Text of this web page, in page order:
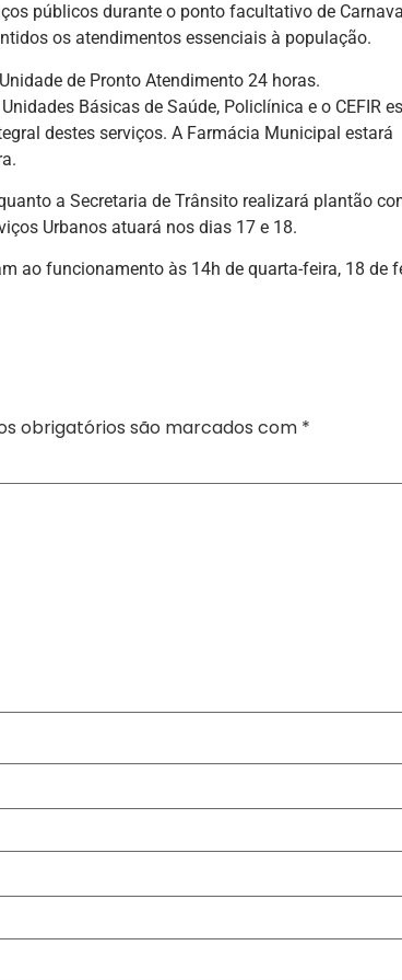
públicos durante o ponto facultativo de
os atendimentos essenciais à população.
de Pronto Atendimento 24 horas.
Básicas de Saúde, Policlínica e o CEFIR
destes serviços. A Farmácia Municipal estará
a Secretaria de Trânsito realizará plantão
Urbanos atuará nos dias 17 e 18.
ao funcionamento às 14h de quarta-feira, 18 de
obrigatórios são marcados com *